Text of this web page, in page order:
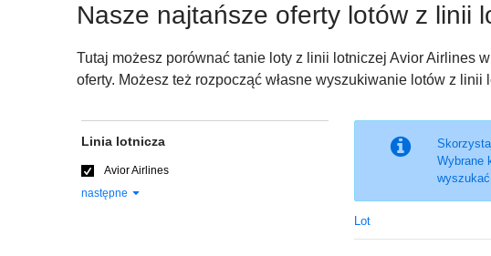
Nasze najtańsze oferty lotów z linii
Tutaj możesz porównać tanie loty z linii lotniczej Avior Airlines
oferty. Możesz też rozpocząć własne wyszukiwanie lotów z
Wybrane
Lot
Linia lotnicza
Avior Airlines
następne